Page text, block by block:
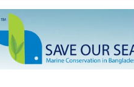
দেশের বিভিন্ন অঞ্চলে বজ্রবৃষ্টির আভাস,
ঢাকার আকাশও মেঘলা
আগস্টে টানা বৃষ্টি ও বন্যার আভাস, সাগরে
একাধিক লঘুচাপের শঙ্কা
স্বস্তি ও শঙ্কার পূর্বাভাস দিল আবহাওয়া